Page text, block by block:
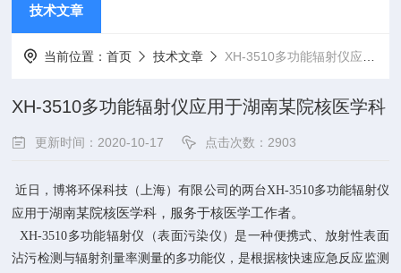
技术文章
当前位置：首页 技术文章 XH-3510多功能辐射仪应用于湖南某院核医学科
XH-3510多功能辐射仪应用于湖南某院核医学科
更新时间：2020-10-17 点击次数：2903
近日，博将环保科技（上海）有限公司的两台XH-3510多功能辐射仪
应用于湖南某院核医学科，服务于核医学工作者。
XH-3510多功能辐射仪（表面污染仪）是一种便携式、放射性表面
沾污检测与辐射剂量率测量的多功能仪，是根据核快速应急反应监测